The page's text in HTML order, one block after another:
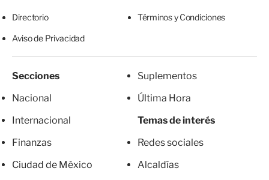
Directorio Términos y Condiciones
Aviso de Privacidad
Secciones
Nacional
Internacional
Finanzas
Ciudad de México
Suplementos
Última Hora
Temas de interés
Redes sociales
Alcaldías